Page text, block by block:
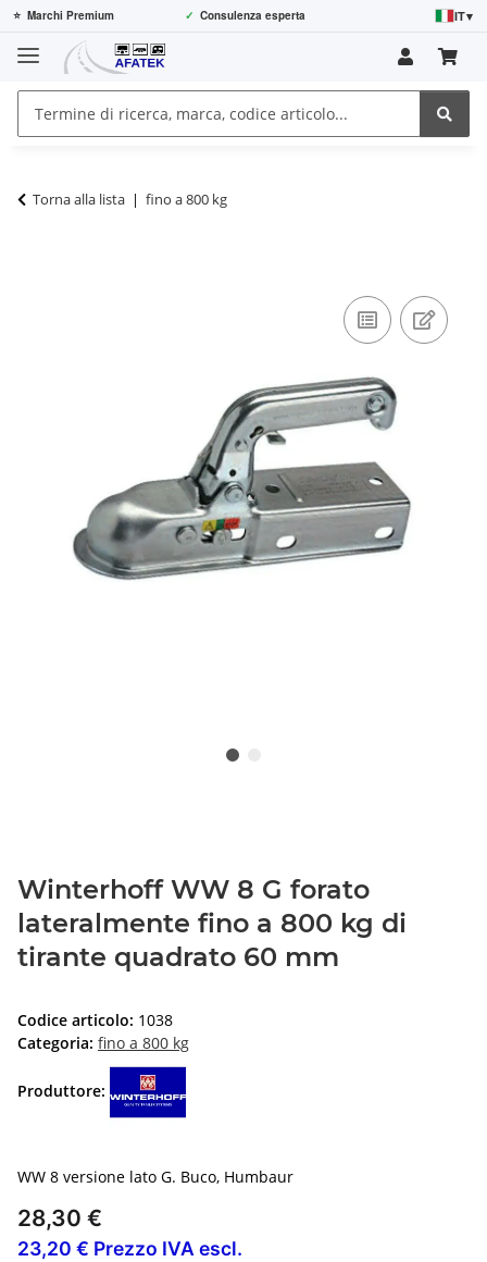
⭐ Marchi Premium ✓ Consulenza esperta IT▾
Torna alla lista fino a 800 kg
Winterhoff WW 8 G forato
lateralmente fino a 800 kg di
tirante quadrato 60 mm
Codice articolo: 1038
Categoria: fino a 800 kg
Produttore:
WW 8 versione lato G. Buco, Humbaur
28,30 €
23,20 € Prezzo IVA escl.